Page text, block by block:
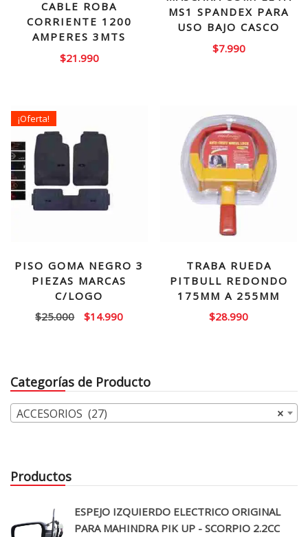
CABLE ROBA
CORRIENTE 1200
AMPERES 3MTS
$21.990
MS1 SPANDEX PARA
USO BAJO CASCO
$7.990
¡Oferta!
PISO GOMA NEGRO 3
PIEZAS MARCAS
C/LOGO
$25.000
El
$25.000.
$14.990El
$14.990.
TRABA RUEDA
PITBULL REDONDO
175MM A 255MM
$28.990
Categorías de Producto
×
ACCESORIOS (27)
Productos
ESPEJO IZQUIERDO ELECTRICO ORIGINAL
PARA MAHINDRA PIK UP - SCORPIO 2.2CC